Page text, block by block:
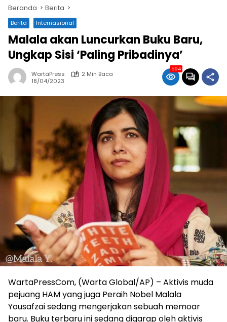
Beranda Berita
Berita Internasional
Malala akan Luncurkan Buku Baru,
Ungkap Sisi ‘Paling Pribadinya’
WartaPress
2 Min Baca
18/04/2023
594
WartaPressCom, (Warta Global/AP) – Aktivis muda
pejuang HAM yang juga Peraih Nobel Malala
Yousafzai sedang mengerjakan sebuah memoar
baru. Buku terbaru ini sedang digarap oleh aktivis